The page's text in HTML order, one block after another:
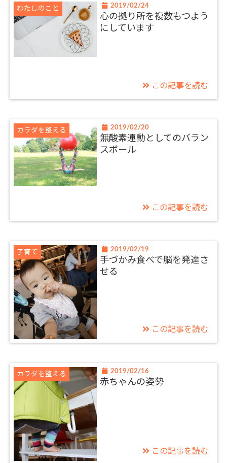
わたしのこと 2019/02/24
心の拠り所を複数もつよう
にしています
この記事を読む
カラダを整える 2019/02/20
無酸素運動としてのバラン
スボール
この記事を読む
子育て 2019/02/19
手づかみ食べで脳を発達さ
せる
この記事を読む
カラダを整える 2019/02/16
赤ちゃんの姿勢
この記事を読む